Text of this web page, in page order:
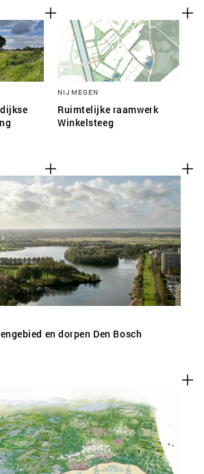
NIJMEGEN
Ruimtelijke raamwerk
Winkelsteeg
en dorpen Den Bosch